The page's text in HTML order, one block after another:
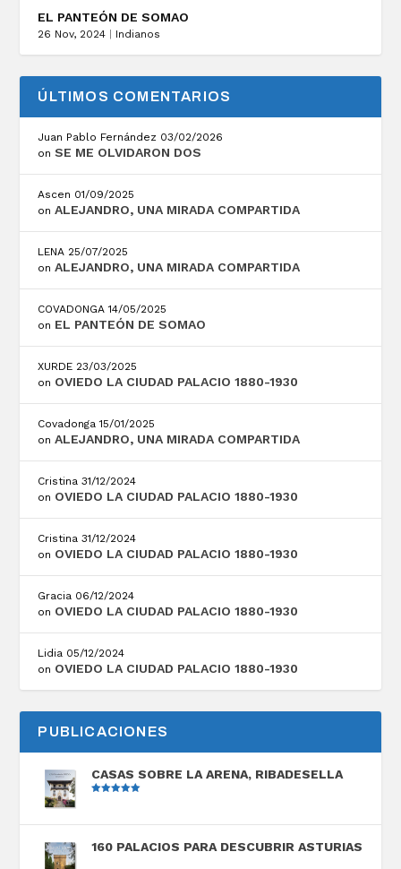
EL PANTEÓN DE SOMAO
26 Nov, 2024 | Indianos
ÚLTIMOS COMENTARIOS
Juan Pablo Fernández 03/02/2026
onSE ME OLVIDARON DOS
Ascen 01/09/2025
onALEJANDRO, UNA MIRADA COMPARTIDA
LENA 25/07/2025
onALEJANDRO, UNA MIRADA COMPARTIDA
COVADONGA 14/05/2025
on EL PANTEÓN DE SOMAO
XURDE 23/03/2025
on OVIEDO LA CIUDAD PALACIO 1880-1930
Covadonga 15/01/2025
onALEJANDRO, UNA MIRADA COMPARTIDA
Cristina 31/12/2024
on OVIEDO LA CIUDAD PALACIO 1880-1930
Cristina 31/12/2024
on OVIEDO LA CIUDAD PALACIO 1880-1930
Gracia 06/12/2024
on OVIEDO LA CIUDAD PALACIO 1880-1930
Lidia 05/12/2024
on OVIEDO LA CIUDAD PALACIO 1880-1930
PUBLICACIONES
CASAS SOBRE LA ARENA, RIBADESELLA
5
160 PALACIOS PARA DESCUBRIR ASTURIAS